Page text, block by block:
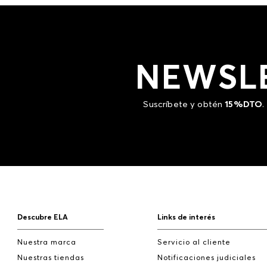
Suscríbete y obtén15%DTO.
Descubre ELA
Nuestra marca
Nuestras tiendas
Links de interés
Servicio al cliente
Notificaciones judiciales